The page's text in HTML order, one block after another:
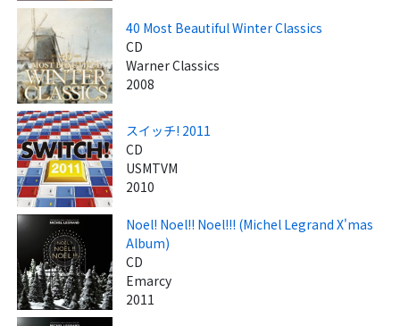
40 Most Beautiful Winter Classics
CD
Warner Classics
2008
スイッチ! 2011
CD
USMTVM
2010
Noel! Noel!! Noel!!! (Michel Legrand X'mas
Album)
CD
Emarcy
2011